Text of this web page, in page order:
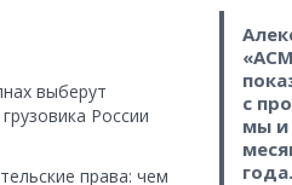
выберут
России
права: чем
с
мы и